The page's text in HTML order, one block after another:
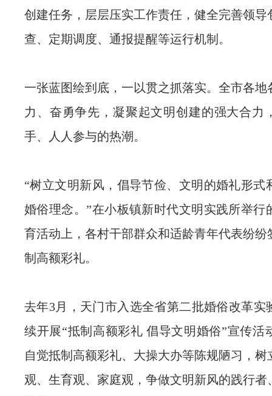
创建任务，层层压实工作责任，健全完善领导
查、定期调度、通报提醒等运行机制。
一张蓝图绘到底，一以贯之抓落实。全市各地
力、奋勇争先，凝聚起文明创建的强大合力
手、人人参与的热潮。
“树立文明新风，倡导节俭、文明的婚礼形式
婚俗理念。”在小板镇新时代文明实践所举行
育活动上，各村干部群众和适龄青年代表纷纷
制高额彩礼。
去年3月，天门市入选全省第二批婚俗改革实
续开展“抵制高额彩礼 倡导文明婚俗”宣传活
自觉抵制高额彩礼、大操大办等陈规陋习，树
观、生育观、家庭观，争做文明新风的践行者